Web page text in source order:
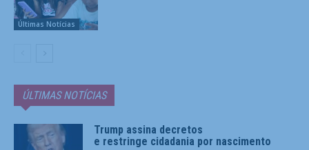
Últimas Notícias
ÚLTIMAS NOTÍCIAS
Trump assina decretos
e restringe cidadania por nascimento